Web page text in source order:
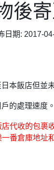
後
日期: 2017-
本飯店但並
的處理速
代收的包裹
番倉庫地址